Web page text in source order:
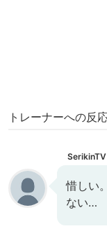
トレーナーへの反
SerikinTV
惜しい
ない…